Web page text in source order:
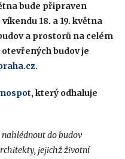
bude připraven
18. a 19. května
a prostorů na celém
budov je
, který odhaluje
nahlédnout do budov
jejichž životní